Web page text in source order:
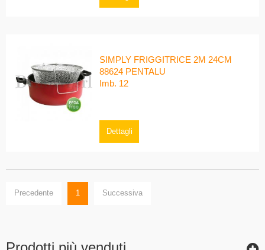
SIMPLY FRIGGITRICE 2M 24CM
88624 PENTALU
Imb. 12
Dettagli
Precedente 1 Successiva